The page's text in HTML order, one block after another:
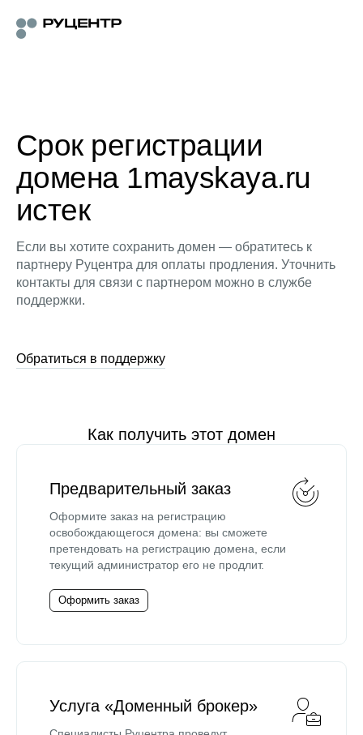
Срок регистрации
домена 1mayskaya.ru
истек
Если вы хотите сохранить домен — обратитесь к
партнеру Руцентра для оплаты продления. Уточнить
контакты для связи с партнером можно в службе
поддержки.
Обратиться в поддержку
Как получить этот домен
Предварительный заказ
Оформите заказ на регистрацию
освобождающегося домена: вы сможете
претендовать на регистрацию домена, если
текущий администратор его не продлит.
Оформить заказ
Услуга «Доменный брокер»